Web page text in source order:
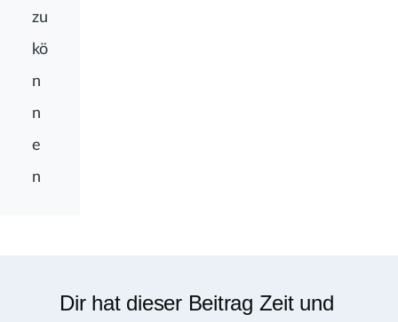
zu
kö
n
n
e
n
Dir hat dieser Beitrag Zeit und